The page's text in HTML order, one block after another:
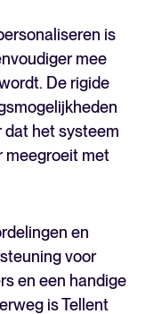
is
mee
De rigide
dat het systeem
meegroeit met
en
voor
en een handige
is Tellent